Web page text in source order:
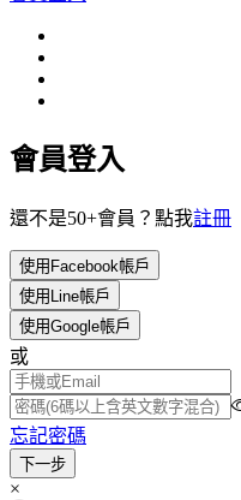
會員登入
還不是50+會員？點我註冊
使用Facebook帳戶
使用Line帳戶
使用Google帳戶
或
忘記密碼
×